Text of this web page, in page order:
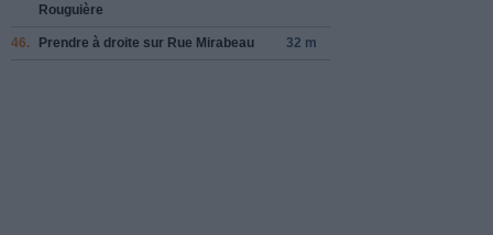
Rouguière
46. Prendre à droite sur Rue Mirabeau 32 m